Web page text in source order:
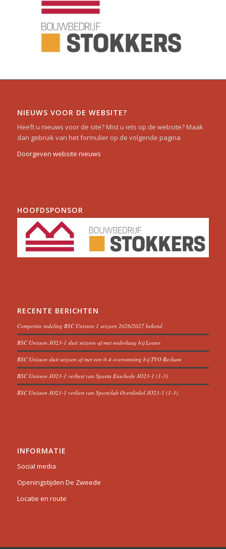
NIEUWS VOOR DE WEBSITE?
Heeft u nieuws voor de site? Mist u iets op de website? Maak
dan gebruik van het formulier op de volgende pagina
Doorgeven website nieuws
HOOFDSPONSOR
RECENTE BERICHTEN
Competitie indeling BSC Unisson 1 seizoen 2026/2027 bekend
BSC Unisson JO23-1 sluit seizoen af met nederlaag bij Losser
BSC Unisson sluit seizoen af met een 0-4 overwinning bij TVO Beckum
BSC Unisson JO23-1 verliest van Sparta Enschede JO23-1 (1-3)
BSC Unisson JO23-1 verliest van Sportclub Overdinkel JO23-1 (1-3)
INFORMATIE
Social media
Openingstijden De Zweede
Locatie en route